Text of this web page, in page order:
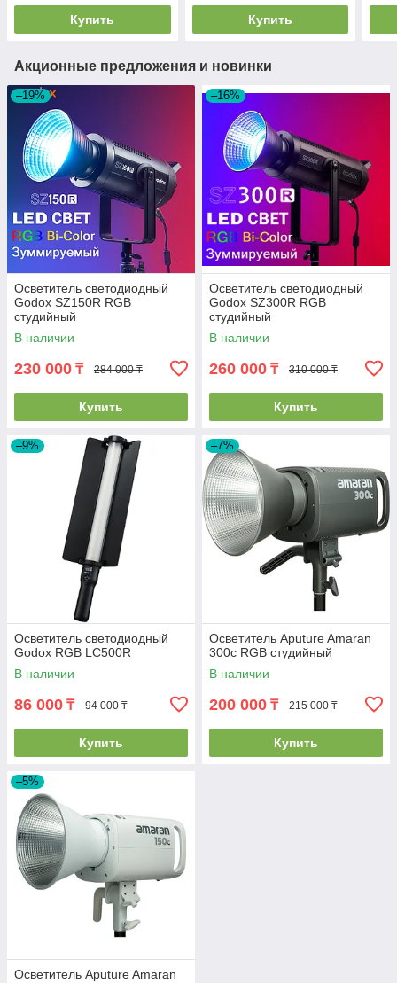
Купить Купить
Акционные предложения и новинки
–19%
Осветитель светодиодный
Godox SZ150R RGB
студийный
В наличии
230 000 ₸ 284 000 ₸
Купить
–16%
Осветитель светодиодный
Godox SZ300R RGB
студийный
В наличии
260 000 ₸ 310 000 ₸
Купить
–9%
Осветитель светодиодный
Godox RGB LC500R
В наличии
86 000 ₸ 94 000 ₸
Купить
–7%
Осветитель Aputure Amaran
300c RGB студийный
В наличии
200 000 ₸ 215 000 ₸
Купить
–5%
Осветитель Aputure Amaran